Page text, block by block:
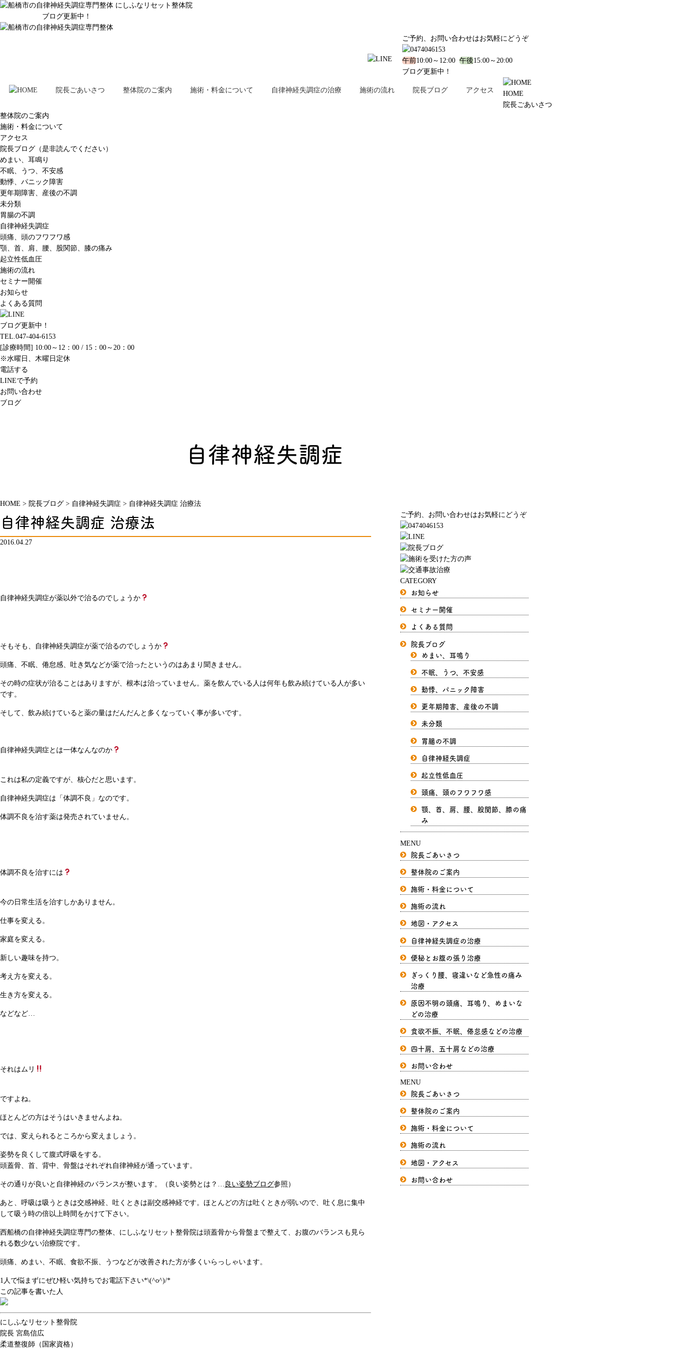
ブログ更新中！
ご予約、お問い合わせはお気軽にどうぞ
午前10:00～12:00 午後15:00～20:00
ブログ更新中！
院長ごあいさつ 整体院のご案内 施術・料金について 自律神経失調症の治療 施術の流れ 院長ブログ アクセス
HOME
院長ごあいさつ
整体院のご案内
施術・料金について
アクセス
院長ブログ（是非読んでください）
めまい、耳鳴り
不眠、うつ、不安感
動悸、パニック障害
更年期障害、産後の不調
未分類
胃腸の不調
自律神経失調症
頭痛、頭のフワフワ感
顎、首、肩、腰、股関節、膝の痛み
起立性低血圧
施術の流れ
セミナー開催
お知らせ
よくある質問
ブログ更新中！
TEL.047-404-6153
[診療時間] 10:00～12：00 / 15：00～20：00
※水曜日、木曜日定休
電話する
LINEで予約
お問い合わせ
ブログ
自律神経失調症
HOME > 院長ブログ > 自律神経失調症 > 自律神経失調症 治療法
自律神経失調症 治療法
2016.04.27
自律神経失調症が薬以外で治るのでしょうか
そもそも、自律神経失調症が薬で治るのでしょうか
頭痛、不眠、倦怠感、吐き気などが薬で治ったというのはあまり聞きません。
その時の症状が治ることはありますが、根本は治っていません。薬を飲んでいる人は何年も飲み続けている人が多い
です。
そして、飲み続けていると薬の量はだんだんと多くなっていく事が多いです。
自律神経失調症とは一体なんなのか
これは私の定義ですが、核心だと思います。
自律神経失調症は「体調不良」なのです。
体調不良を治す薬は発売されていません。
体調不良を治すには
今の日常生活を治すしかありません。
仕事を変える。
家庭を変える。
新しい趣味を持つ。
考え方を変える。
生き方を変える。
などなど…
それはムリ
ですよね。
ほとんどの方はそうはいきませんよね。
では、変えられるところから変えましょう。
姿勢を良くして腹式呼吸をする。
頭蓋骨、首、背中、骨盤はそれぞれ自律神経が通っています。
その通りが良いと自律神経のバランスが整います。（良い姿勢とは？… 良い姿勢ブログ参照）
あと、呼吸は吸うときは交感神経、吐くときは副交感神経です。ほとんどの方は吐くときが弱いので、吐く息に集中
して吸う時の倍以上時間をかけて下さい。
西船橋の自律神経失調症専門の整体、にしふなリセット整骨院は頭蓋骨から骨盤まで整えて、お腹のバランスも見ら
れる数少ない治療院です。
頭痛、めまい、不眠、食欲不振、うつなどが改善された方が多くいらっしゃいます。
1人で悩まずにぜひ軽い気持ちでお電話下さい*\(^o^)/*
この記事を書いた人
にしふなリセット整骨院
院長 宮島信広
柔道整復師（国家資格）
ご予約、お問い合わせはお気軽にどうぞ
CATEGORY
お知らせ
セミナー開催
よくある質問
院長ブログ
めまい、耳鳴り
不眠、うつ、不安感
動悸、パニック障害
更年期障害、産後の不調
未分類
胃腸の不調
自律神経失調症
起立性低血圧
頭痛、頭のフワフワ感
顎、首、肩、腰、股関節、膝の痛
み
MENU
院長ごあいさつ
整体院のご案内
施術・料金について
施術の流れ
地図・アクセス
自律神経失調症の治療
便秘とお腹の張り治療
ぎっくり腰、寝違いなど急性の痛み
治療
原因不明の頭痛、耳鳴り、めまいな
どの治療
食欲不振、不眠、倦怠感などの治療
四十肩、五十肩などの治療
お問い合わせ
MENU
院長ごあいさつ
整体院のご案内
施術・料金について
施術の流れ
地図・アクセス
お問い合わせ